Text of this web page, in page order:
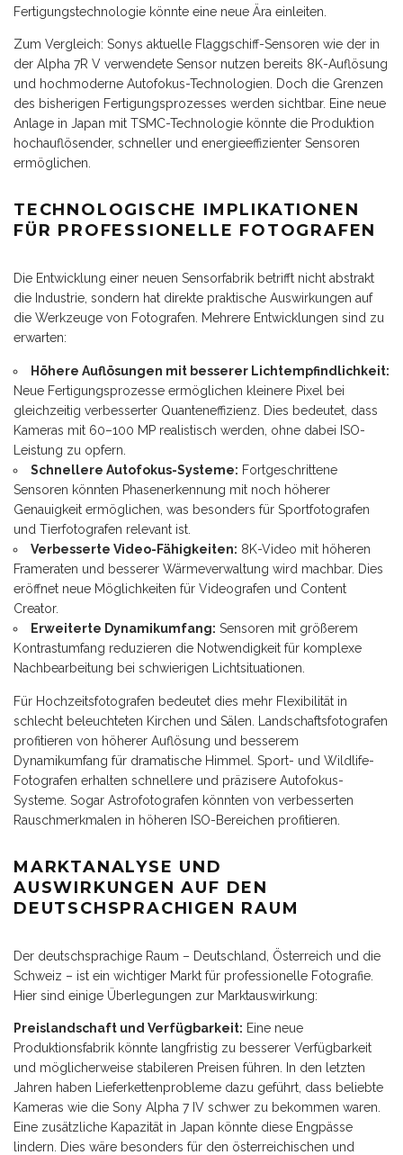
Fertigungstechnologie könnte eine neue Ära einleiten.
Zum Vergleich: Sonys aktuelle Flaggschiff-Sensoren wie der in
der Alpha 7R V verwendete Sensor nutzen bereits 8K-Auflösung
und hochmoderne Autofokus-Technologien. Doch die Grenzen
des bisherigen Fertigungsprozesses werden sichtbar. Eine neue
Anlage in Japan mit TSMC-Technologie könnte die Produktion
hochauflösender, schneller und energieeffizienter Sensoren
ermöglichen.
TECHNOLOGISCHE IMPLIKATIONEN
FÜR PROFESSIONELLE FOTOGRAFEN
Die Entwicklung einer neuen Sensorfabrik betrifft nicht abstrakt
die Industrie, sondern hat direkte praktische Auswirkungen auf
die Werkzeuge von Fotografen. Mehrere Entwicklungen sind zu
erwarten:
Höhere Auflösungen mit besserer Lichtempfindlichkeit:
Neue Fertigungsprozesse ermöglichen kleinere Pixel bei
gleichzeitig verbesserter Quanteneffizienz. Dies bedeutet, dass
Kameras mit 60–100 MP realistisch werden, ohne dabei ISO-
Leistung zu opfern.
Schnellere Autofokus-Systeme: Fortgeschrittene
Sensoren könnten Phasenerkennung mit noch höherer
Genauigkeit ermöglichen, was besonders für Sportfotografen
und Tierfotografen relevant ist.
Verbesserte Video-Fähigkeiten: 8K-Video mit höheren
Frameraten und besserer Wärmeverwaltung wird machbar. Dies
eröffnet neue Möglichkeiten für Videografen und Content
Creator.
Erweiterte Dynamikumfang: Sensoren mit größerem
Kontrastumfang reduzieren die Notwendigkeit für komplexe
Nachbearbeitung bei schwierigen Lichtsituationen.
Für Hochzeitsfotografen bedeutet dies mehr Flexibilität in
schlecht beleuchteten Kirchen und Sälen. Landschaftsfotografen
profitieren von höherer Auflösung und besserem
Dynamikumfang für dramatische Himmel. Sport- und Wildlife-
Fotografen erhalten schnellere und präzisere Autofokus-
Systeme. Sogar Astrofotografen könnten von verbesserten
Rauschmerkmalen in höheren ISO-Bereichen profitieren.
MARKTANALYSE UND
AUSWIRKUNGEN AUF DEN
DEUTSCHSPRACHIGEN RAUM
Der deutschsprachige Raum – Deutschland, Österreich und die
Schweiz – ist ein wichtiger Markt für professionelle Fotografie.
Hier sind einige Überlegungen zur Marktauswirkung:
Preislandschaft und Verfügbarkeit: Eine neue
Produktionsfabrik könnte langfristig zu besserer Verfügbarkeit
und möglicherweise stabileren Preisen führen. In den letzten
Jahren haben Lieferkettenprobleme dazu geführt, dass beliebte
Kameras wie die Sony Alpha 7 IV schwer zu bekommen waren.
Eine zusätzliche Kapazität in Japan könnte diese Engpässe
lindern. Dies wäre besonders für den österreichischen und